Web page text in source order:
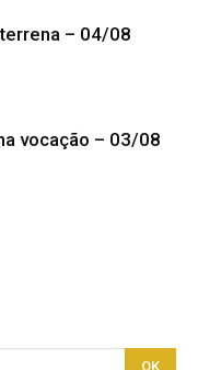
– 04/08
vocação – 03/08